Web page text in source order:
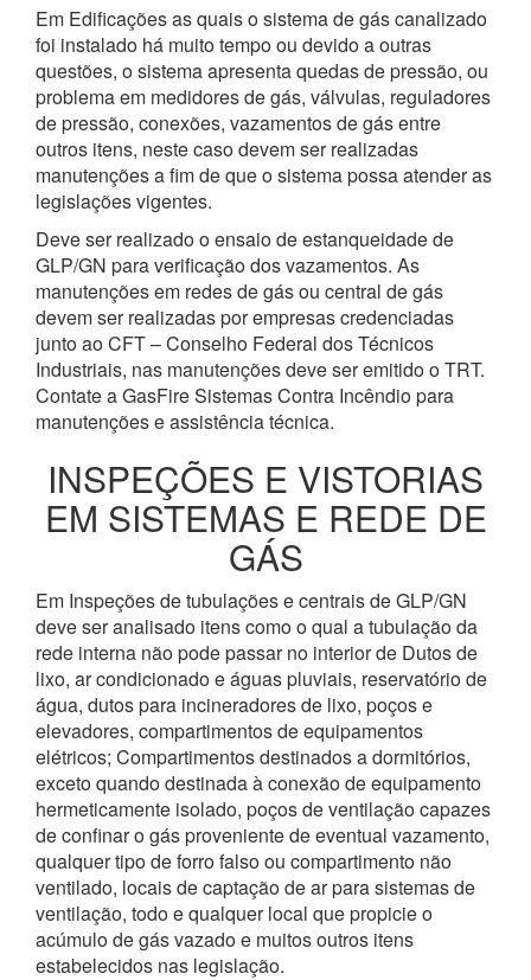
Em Edificações as quais o sistema de gás canalizado
foi instalado há muito tempo ou devido a outras
questões, o sistema apresenta quedas de pressão, ou
problema em medidores de gás, válvulas, reguladores
de pressão, conexões, vazamentos de gás entre
outros itens, neste caso devem ser realizadas
manutenções a fim de que o sistema possa atender as
legislações vigentes.
Deve ser realizado o ensaio de estanqueidade de
GLP/GN para verificação dos vazamentos. As
manutenções em redes de gás ou central de gás
devem ser realizadas por empresas credenciadas
junto ao CFT – Conselho Federal dos Técnicos
Industriais, nas manutenções deve ser emitido o TRT.
Contate a GasFire Sistemas Contra Incêndio para
manutenções e assistência técnica.
INSPEÇÕES E VISTORIAS
EM SISTEMAS E REDE DE
GÁS
Em Inspeções de tubulações e centrais de GLP/GN
deve ser analisado itens como o qual a tubulação da
rede interna não pode passar no interior de Dutos de
lixo, ar condicionado e águas pluviais, reservatório de
água, dutos para incineradores de lixo, poços e
elevadores, compartimentos de equipamentos
elétricos; Compartimentos destinados a dormitórios,
exceto quando destinada à conexão de equipamento
hermeticamente isolado, poços de ventilação capazes
de confinar o gás proveniente de eventual vazamento,
qualquer tipo de forro falso ou compartimento não
ventilado, locais de captação de ar para sistemas de
ventilação, todo e qualquer local que propicie o
acúmulo de gás vazado e muitos outros itens
estabelecidos nas legislação.